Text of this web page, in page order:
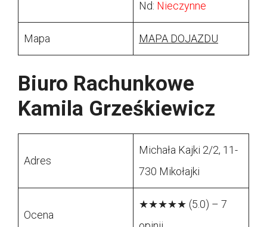
Nd: Nieczynne
Mapa MAPA DOJAZDU
Biuro Rachunkowe
Kamila Grześkiewicz
Adres
Michała Kajki 2/2, 11-
730 Mikołajki
Ocena
★★★★★ (5.0) – 7